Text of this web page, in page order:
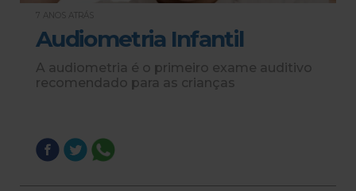
7 ANOS ATRÁS
Audiometria Infantil
A audiometria é o primeiro exame auditivo
recomendado para as crianças